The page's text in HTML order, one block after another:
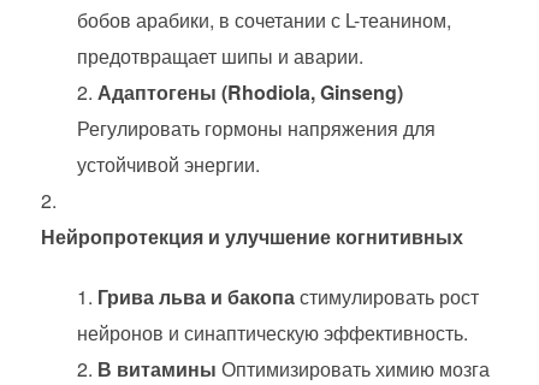
бобов арабики, в сочетании с L-теанином,
предотвращает шипы и аварии.
Адаптогены (Rhodiola, Ginseng)
Регулировать гормоны напряжения для
устойчивой энергии.
Нейропротекция и улучшение когнитивных
Грива льва и бакопастимулировать рост
нейронов и синаптическую эффективность.
В витамины Оптимизировать химию мозга